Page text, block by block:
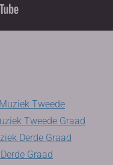
Muziek Tweede
Tweede Graad
Derde Graad
Graad